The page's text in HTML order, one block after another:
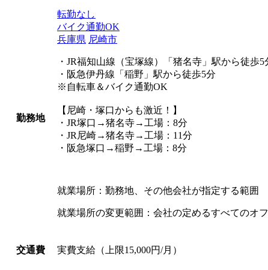
勤務地
転勤なし
バイク通勤OK
兵庫県 尼崎市
・JR福知山線（宝塚線）「猪名寺」駅から徒歩5
・阪急伊丹線「稲野」駅から徒歩5分
※自転車＆バイク通勤OK
【尼崎・塚口からも激近！】
・JR塚口→猪名寺→工場：8分
・JR尼崎→猪名寺→工場：11分
・阪急塚口→稲野→工場：8分
就業場所：勤務地、その他会社が指定する範囲
就業場所の変更範囲：会社の定めるすべてのオ
交通費 実費支給（上限15,000円/月）